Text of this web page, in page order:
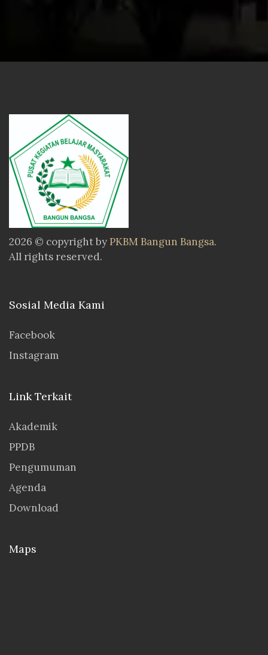
2026 © copyright by PKBM Bangun Bangsa.
All rights reserved.
Sosial Media Kami
Facebook
Instagram
Link Terkait
Akademik
PPDB
Pengumuman
Agenda
Download
Maps